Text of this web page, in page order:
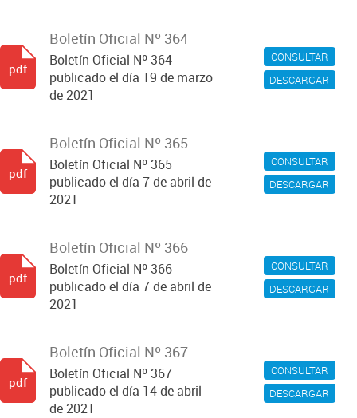
CONSULTAR
DESCARGAR
Boletín Oficial Nº 364
Boletín Oficial Nº 364
publicado el día 19 de marzo
de 2021
pdf
CONSULTAR
DESCARGAR
Boletín Oficial Nº 365
Boletín Oficial Nº 365
publicado el día 7 de abril de
2021
pdf
CONSULTAR
DESCARGAR
Boletín Oficial Nº 366
Boletín Oficial Nº 366
publicado el día 7 de abril de
2021
pdf
CONSULTAR
DESCARGAR
Boletín Oficial Nº 367
Boletín Oficial Nº 367
publicado el día 14 de abril
de 2021
pdf